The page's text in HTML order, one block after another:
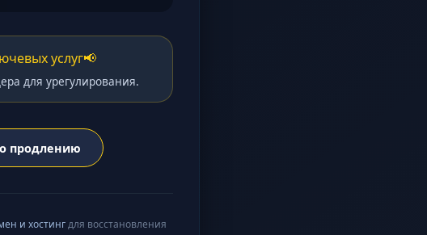
услуг📢
для урегулирования.
продлению
и хостингдля восстановления